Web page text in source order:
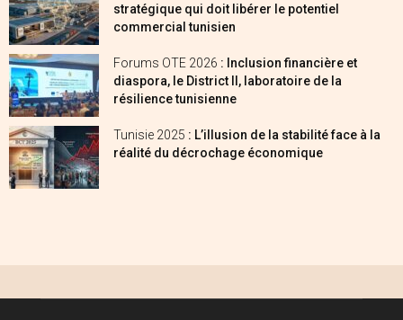
stratégique qui doit libérer le potentiel
commercial tunisien
Forums OTE 2026 : Inclusion financière et
diaspora, le District II, laboratoire de la
résilience tunisienne
Tunisie 2025 : L’illusion de la stabilité face à la
réalité du décrochage économique